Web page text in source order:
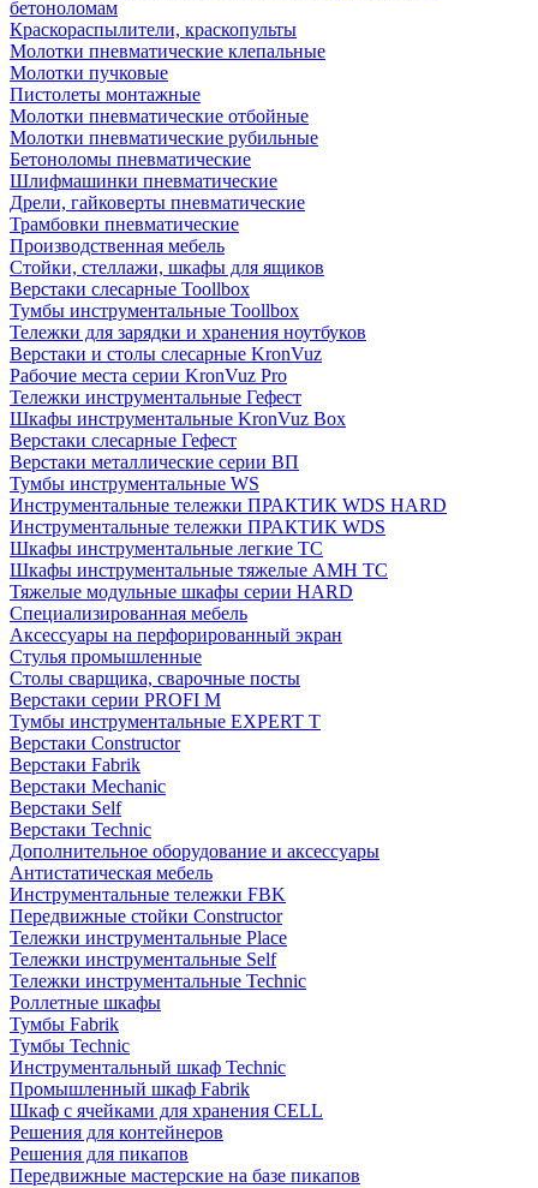
бетоноломам
Краскораспылители, краскопульты
Молотки пневматические клепальные
Молотки пучковые
Пистолеты монтажные
Молотки пневматические отбойные
Молотки пневматические рубильные
Бетоноломы пневматические
Шлифмашинки пневматические
Дрели, гайковерты пневматические
Трамбовки пневматические
Производственная мебель
Стойки, стеллажи, шкафы для ящиков
Верстаки слесарные Toollbox
Тумбы инструментальные Toollbox
Тележки для зарядки и хранения ноутбуков
Верстаки и столы слесарные KronVuz
Рабочие места серии KronVuz Pro
Тележки инструментальные Гефест
Шкафы инструментальные KronVuz Box
Верстаки слесарные Гефест
Верстаки металлические серии ВП
Тумбы инструментальные WS
Инструментальные тележки ПРАКТИК WDS HARD
Инструментальные тележки ПРАКТИК WDS
Шкафы инструментальные легкие ТС
Шкафы инструментальные тяжелые AMH TC
Тяжелые модульные шкафы серии HARD
Cпециализированная мебель
Аксессуары на перфорированный экран
Стулья промышленные
Столы сварщика, сварочные посты
Верстаки серии PROFI M
Тумбы инструментальные EXPERT T
Верстаки Constructor
Верстаки Fabrik
Верстаки Mechanic
Верстаки Self
Верстаки Technic
Дополнительное оборудование и аксессуары
Антистатическая мебель
Инструментальные тележки FBK
Передвижные стойки Constructor
Тележки инструментальные Place
Тележки инструментальные Self
Тележки инструментальные Technic
Роллетные шкафы
Тумбы Fabrik
Тумбы Technic
Инструментальный шкаф Technic
Промышленный шкаф Fabrik
Шкаф с ячейками для хранения CELL
Решения для контейнеров
Решения для пикапов
Передвижные мастерские на базе пикапов